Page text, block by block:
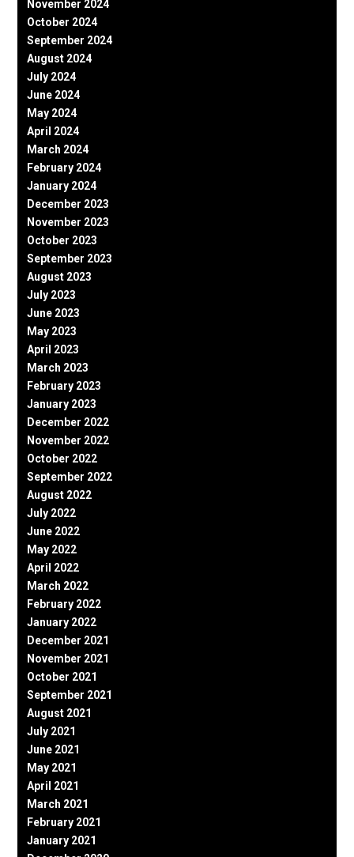
November 2024
October 2024
September 2024
August 2024
July 2024
June 2024
May 2024
April 2024
March 2024
February 2024
January 2024
December 2023
November 2023
October 2023
September 2023
August 2023
July 2023
June 2023
May 2023
April 2023
March 2023
February 2023
January 2023
December 2022
November 2022
October 2022
September 2022
August 2022
July 2022
June 2022
May 2022
April 2022
March 2022
February 2022
January 2022
December 2021
November 2021
October 2021
September 2021
August 2021
July 2021
June 2021
May 2021
April 2021
March 2021
February 2021
January 2021